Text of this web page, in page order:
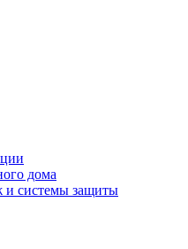
дома
и системы защиты